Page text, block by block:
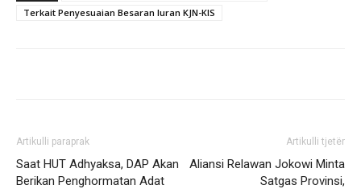
Terkait Penyesuaian Besaran Iuran KJN-KIS
Artikulli paraprak
Saat HUT Adhyaksa, DAP Akan
Berikan Penghormatan Adat
Artikulli tjetër
Aliansi Relawan Jokowi Minta
Satgas Provinsi,